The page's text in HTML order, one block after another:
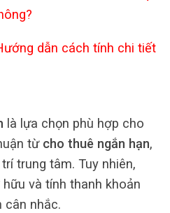
dẫn cách tính chi tiết
là lựa chọn phù hợp cho
từ cho thuê ngắn hạn,
trung tâm. Tuy nhiên,
và tính thanh khoản
cân nhắc.